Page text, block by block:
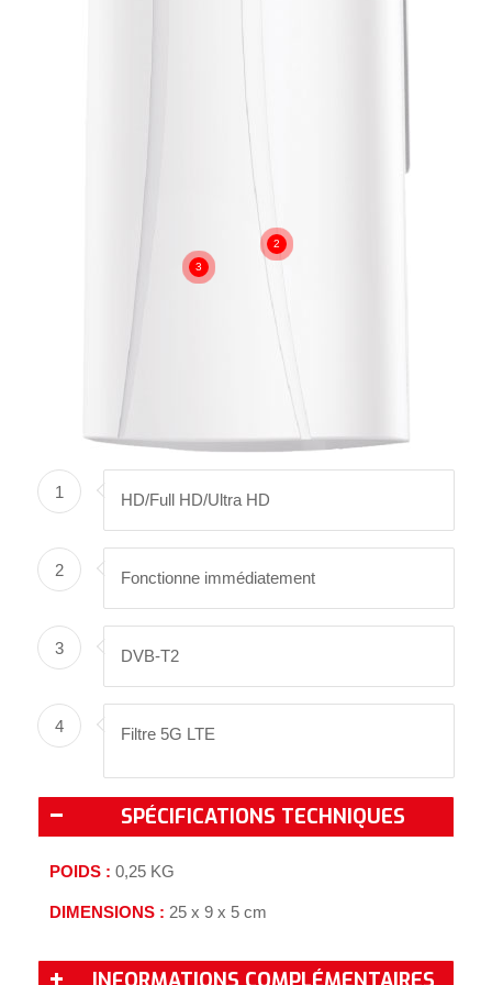
2
3
1 HD/Full HD/Ultra HD
2 Fonctionne immédiatement
3 DVB-T2
4 Filtre 5G LTE
SPÉCIFICATIONS TECHNIQUES
POIDS : 0,25 KG
DIMENSIONS : 25 x 9 x 5 cm